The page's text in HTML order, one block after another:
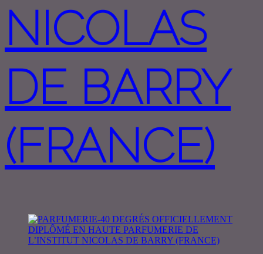
NICOLAS
DE BARRY
(FRANCE)